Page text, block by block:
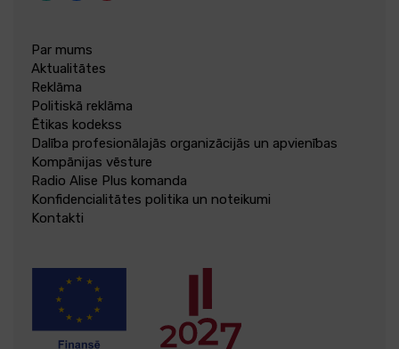
Par mums
Aktualitātes
Reklāma
Politiskā reklāma
Ētikas kodekss
Dalība profesionālajās organizācijās un apvienības
Kompānijas vēsture
Radio Alise Plus komanda
Konfidencialitātes politika un noteikumi
Kontakti